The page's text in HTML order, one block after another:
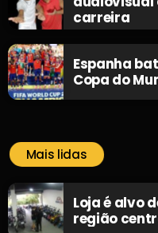
carreira
Espanha
Copa do
Mais lidas
Loja é alvo
região